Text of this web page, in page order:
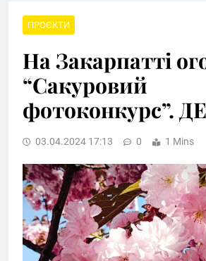
ПРОЄКТИ
На Закарпатті
“Сакуровий
фотоконкурс”.
03.04.2024 17:13 0 1 Mins